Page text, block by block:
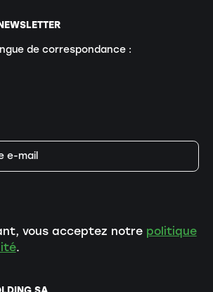
de correspondance :
vous acceptez notre politique
.